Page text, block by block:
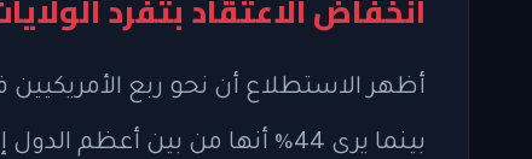
أظهر الاستطلاع أن نحو ربع
بينما يرى 44% أنها من بين